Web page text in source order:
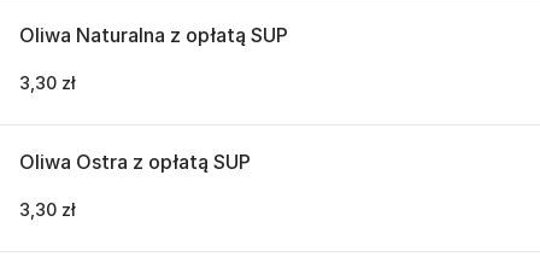
Oliwa Naturalna z opłatą SUP
3,30 zł
Oliwa Ostra z opłatą SUP
3,30 zł